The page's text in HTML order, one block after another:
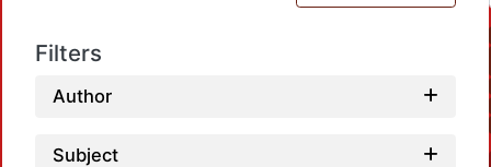
Filters
Author
Subject